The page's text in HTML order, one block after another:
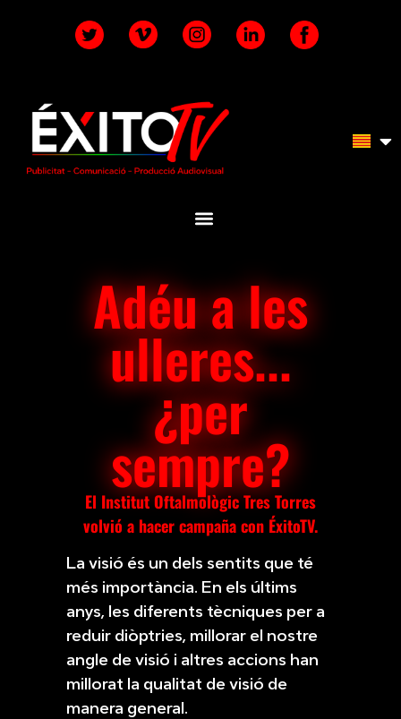
Adéu a les
ulleres...
¿per
sempre?
El Institut Oftalmològic Tres Torres
volvió a hacer campaña con ÉxitoTV.
La visió és un dels sentits que té
més importància. En els últims
anys, les diferents tècniques per a
reduir diòptries, millorar el nostre
angle de visió i altres accions han
millorat la qualitat de visió de
manera general.